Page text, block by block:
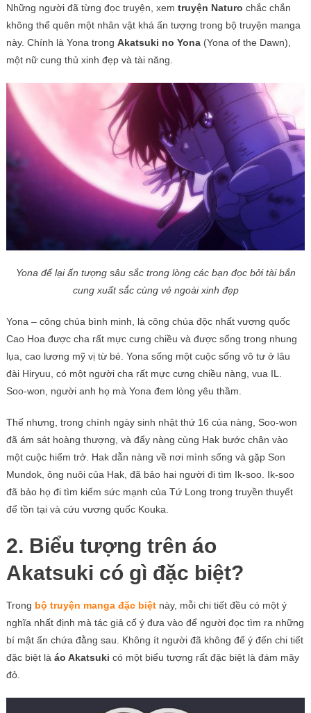
Những người đã từng đọc truyện, xem truyện Naturo chắc chắn
không thể quên một nhân vật khá ấn tượng trong bộ truyện manga
này. Chính là Yona trong Akatsuki no Yona(Yona of the Dawn),
một nữ cung thủ xinh đẹp và tài năng.
Yona để lại ấn tượng sâu sắc trong lòng các bạn đọc bởi tài bắn
cung xuất sắc cùng vẻ ngoài xinh đẹp
Yona – công chúa bình minh, là công chúa độc nhất vương quốc
Cao Hoa được cha rất mực cưng chiều và được sống trong nhung
lụa, cao lương mỹ vị từ bé. Yona sống một cuộc sống vô tư ở lâu
đài Hiryuu, có một người cha rất mực cưng chiều nàng, vua IL.
Soo-won, người anh họ mà Yona đem lòng yêu thầm.
Thế nhưng, trong chính ngày sinh nhật thứ 16 của nàng, Soo-won
đã ám sát hoàng thượng, và đẩy nàng cùng Hak bước chân vào
một cuộc hiểm trở. Hak dẫn nàng về nơi mình sống và gặp Son
Mundok, ông nuôi của Hak, đã bảo hai người đi tìm Ik-soo. Ik-soo
đã bảo họ đi tìm kiếm sức mạnh của Tứ Long trong truyền thuyết
để tồn tại và cứu vương quốc Kouka.
2. Biểu tượng trên áo
Akatsuki có gì đặc biệt?
Trong bộ truyện manga đặc biệtnày, mỗi chi tiết đều có một ý
nghĩa nhất định mà tác giả cố ý đưa vào để người đọc tìm ra những
bí mật ẩn chứa đằng sau. Không ít người đã không để ý đến chi tiết
đặc biệt là áo Akatsuki có một biểu tượng rất đặc biệt là đám mây
đỏ.